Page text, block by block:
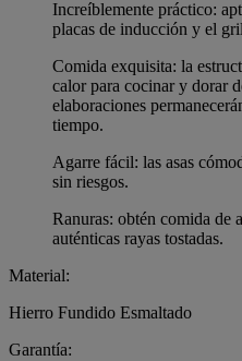
Increíblemente práctico:
placas de inducción y el
Comida exquisita: la
calor para cocinar y dorar
elaboraciones
tiempo.
Agarre fácil: las asas
sin riesgos.
Ranuras: obtén comida de
auténticas rayas tostadas.
Material:
Hierro Fundido Esmaltado
Garantía: